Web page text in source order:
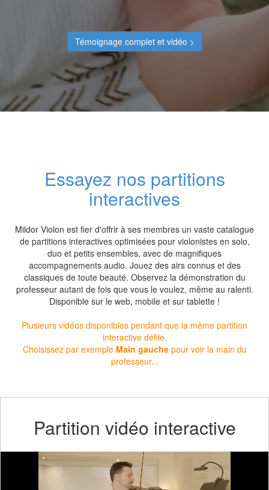
Témoignage complet et vidéo >
Essayez nos partitions
interactives
Mildor Violon est fier d'offrir à ses membres un vaste catalogue
de partitions interactives optimisées pour violonistes en solo,
duo et petits ensembles, avec de magnifiques
accompagnements audio. Jouez des airs connus et des
classiques de toute beauté. Observez la démonstration du
professeur autant de fois que vous le voulez, même au ralenti.
Disponible sur le web, mobile et sur tablette !
Plusieurs vidéos disponibles pendant que la même partition
interactive défile.
Choisissez par exemple Main gauchepour voir la main du
professeur...
Partition vidéo interactive